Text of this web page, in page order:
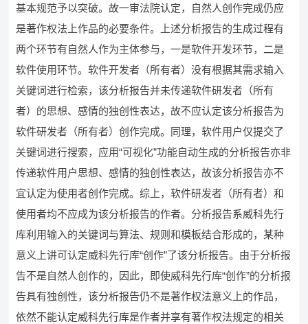
基本规范予以突破。故一审法院认定，自然人创作完成仍应
是著作权法上作品的必要条件。上述分析报告的生成过程有
两个环节有自然人作为主体参与，一是软件开发环节，二是
软件使用环节。软件开发者（所有者）没有根据其需求输入
关键词进行检索，该分析报告并未传递软件研发者（所有
者）的思想、感情的独创性表达，故不应认定该分析报告为
软件研发者（所有者）创作完成。同理，软件用户仅提交了
关键词进行搜索，应用“可视化”功能自动生成的分析报告亦非
传递软件用户思想、感情的独创性表达，故该分析报告亦不
宜认定为使用者创作完成。综上，软件研发者（所有者）和
使用者均不应成为该分析报告的作者。分析报告系威科先行
库利用输入的关键词与算法、规则和模板结合形成的，某种
意义上讲可认定威科先行库“创作”了该分析报告。由于分析报
告不是自然人创作的，因此，即使威科先行库“创作”的分析报
告具有独创性，该分析报告仍不是著作权法意义上的作品，
依然不能认定威科先行库是作者并享有著作权法规定的相关